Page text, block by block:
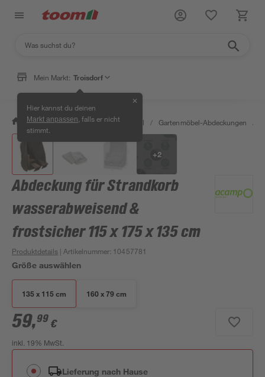
Mein Markt: Troisdorf
Hier kannst du deinen
Markt anpassen , falls er nicht
stimmt.
✕
/ Garten & Freizeit / Gartenmöbel / Gartenmöbel-Abdeckungen /
+2
Abdeckung für Strandkorb
wasserabweisend &
frostsicher 115 x 175 x 135 cm
Produktdetails | Artikelnummer: 10457781
Größe auswählen
135 x 115 cm 160 x 79 cm
59,99 €
inkl. 19% MwSt.
Lieferung nach Hause